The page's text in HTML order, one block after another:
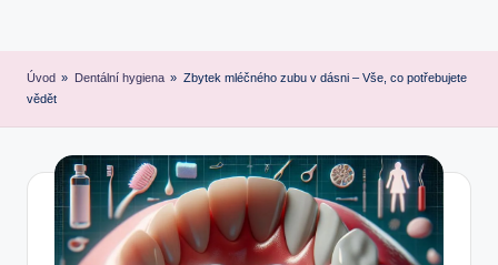
Úvod » Dentální hygiena » Zbytek mléčného zubu v dásni – Vše, co potřebujete
vědět